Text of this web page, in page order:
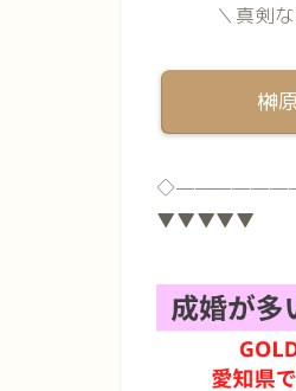
＼真剣な方
榊
◇
▼▼▼▼▼